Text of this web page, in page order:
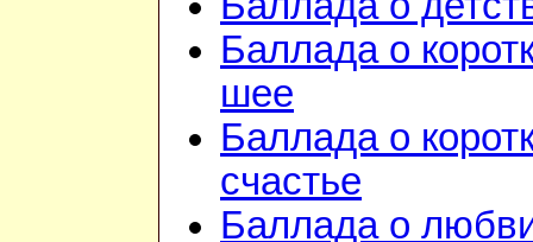
Баллада о
шее
Баллада о
счастье
Баллада о